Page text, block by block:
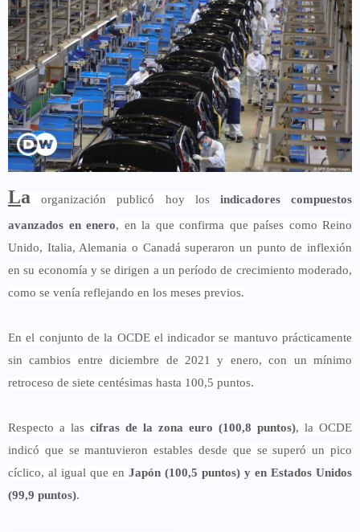
La organización publicó hoy losindicadores compuestos
avanzados en enero, en la que confirma que países como Reino
Unido, Italia, Alemania o Canadá superaron un punto de inflexión
en su economía y se dirigen a un período de crecimiento moderado,
como se venía reflejando en los meses previos.
En el conjunto de la OCDE el indicador se mantuvo prácticamente
sin cambios entre diciembre de 2021 y enero, con un mínimo
retroceso de siete centésimas hasta 100,5 puntos.
Respecto a las cifras de la zona euro (100,8 puntos), la OCDE
indicó que se mantuvieron estables desde que se superó un pico
cíclico, al igual que en Japón (100,5 puntos) y en Estados Unidos
(99,9 puntos).